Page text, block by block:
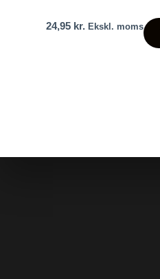
24,95 kr. Ekskl. moms